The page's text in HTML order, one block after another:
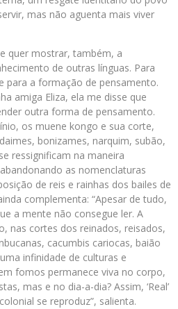
mas não aguenta mais viver
quer mostrar, também, a
de outras línguas. Para
para a formação de pensamento.
amiga Eliza, ela me disse que
outra forma de pensamento.
os muene kongo e sua corte,
bonizames, narquim, subão,
ressignificam na maneira
as nomenclaturas
de reis e rainhas dos bailes de
complementa: “Apesar de tudo,
a mente não consegue ler. A
nas cortes dos reinados, reisados,
cacumbis cariocas, baião
infinidade de culturas e
fomos permanece viva no corpo,
mas e no dia-a-dia? Assim, ‘Real’
se reproduz”, salienta.